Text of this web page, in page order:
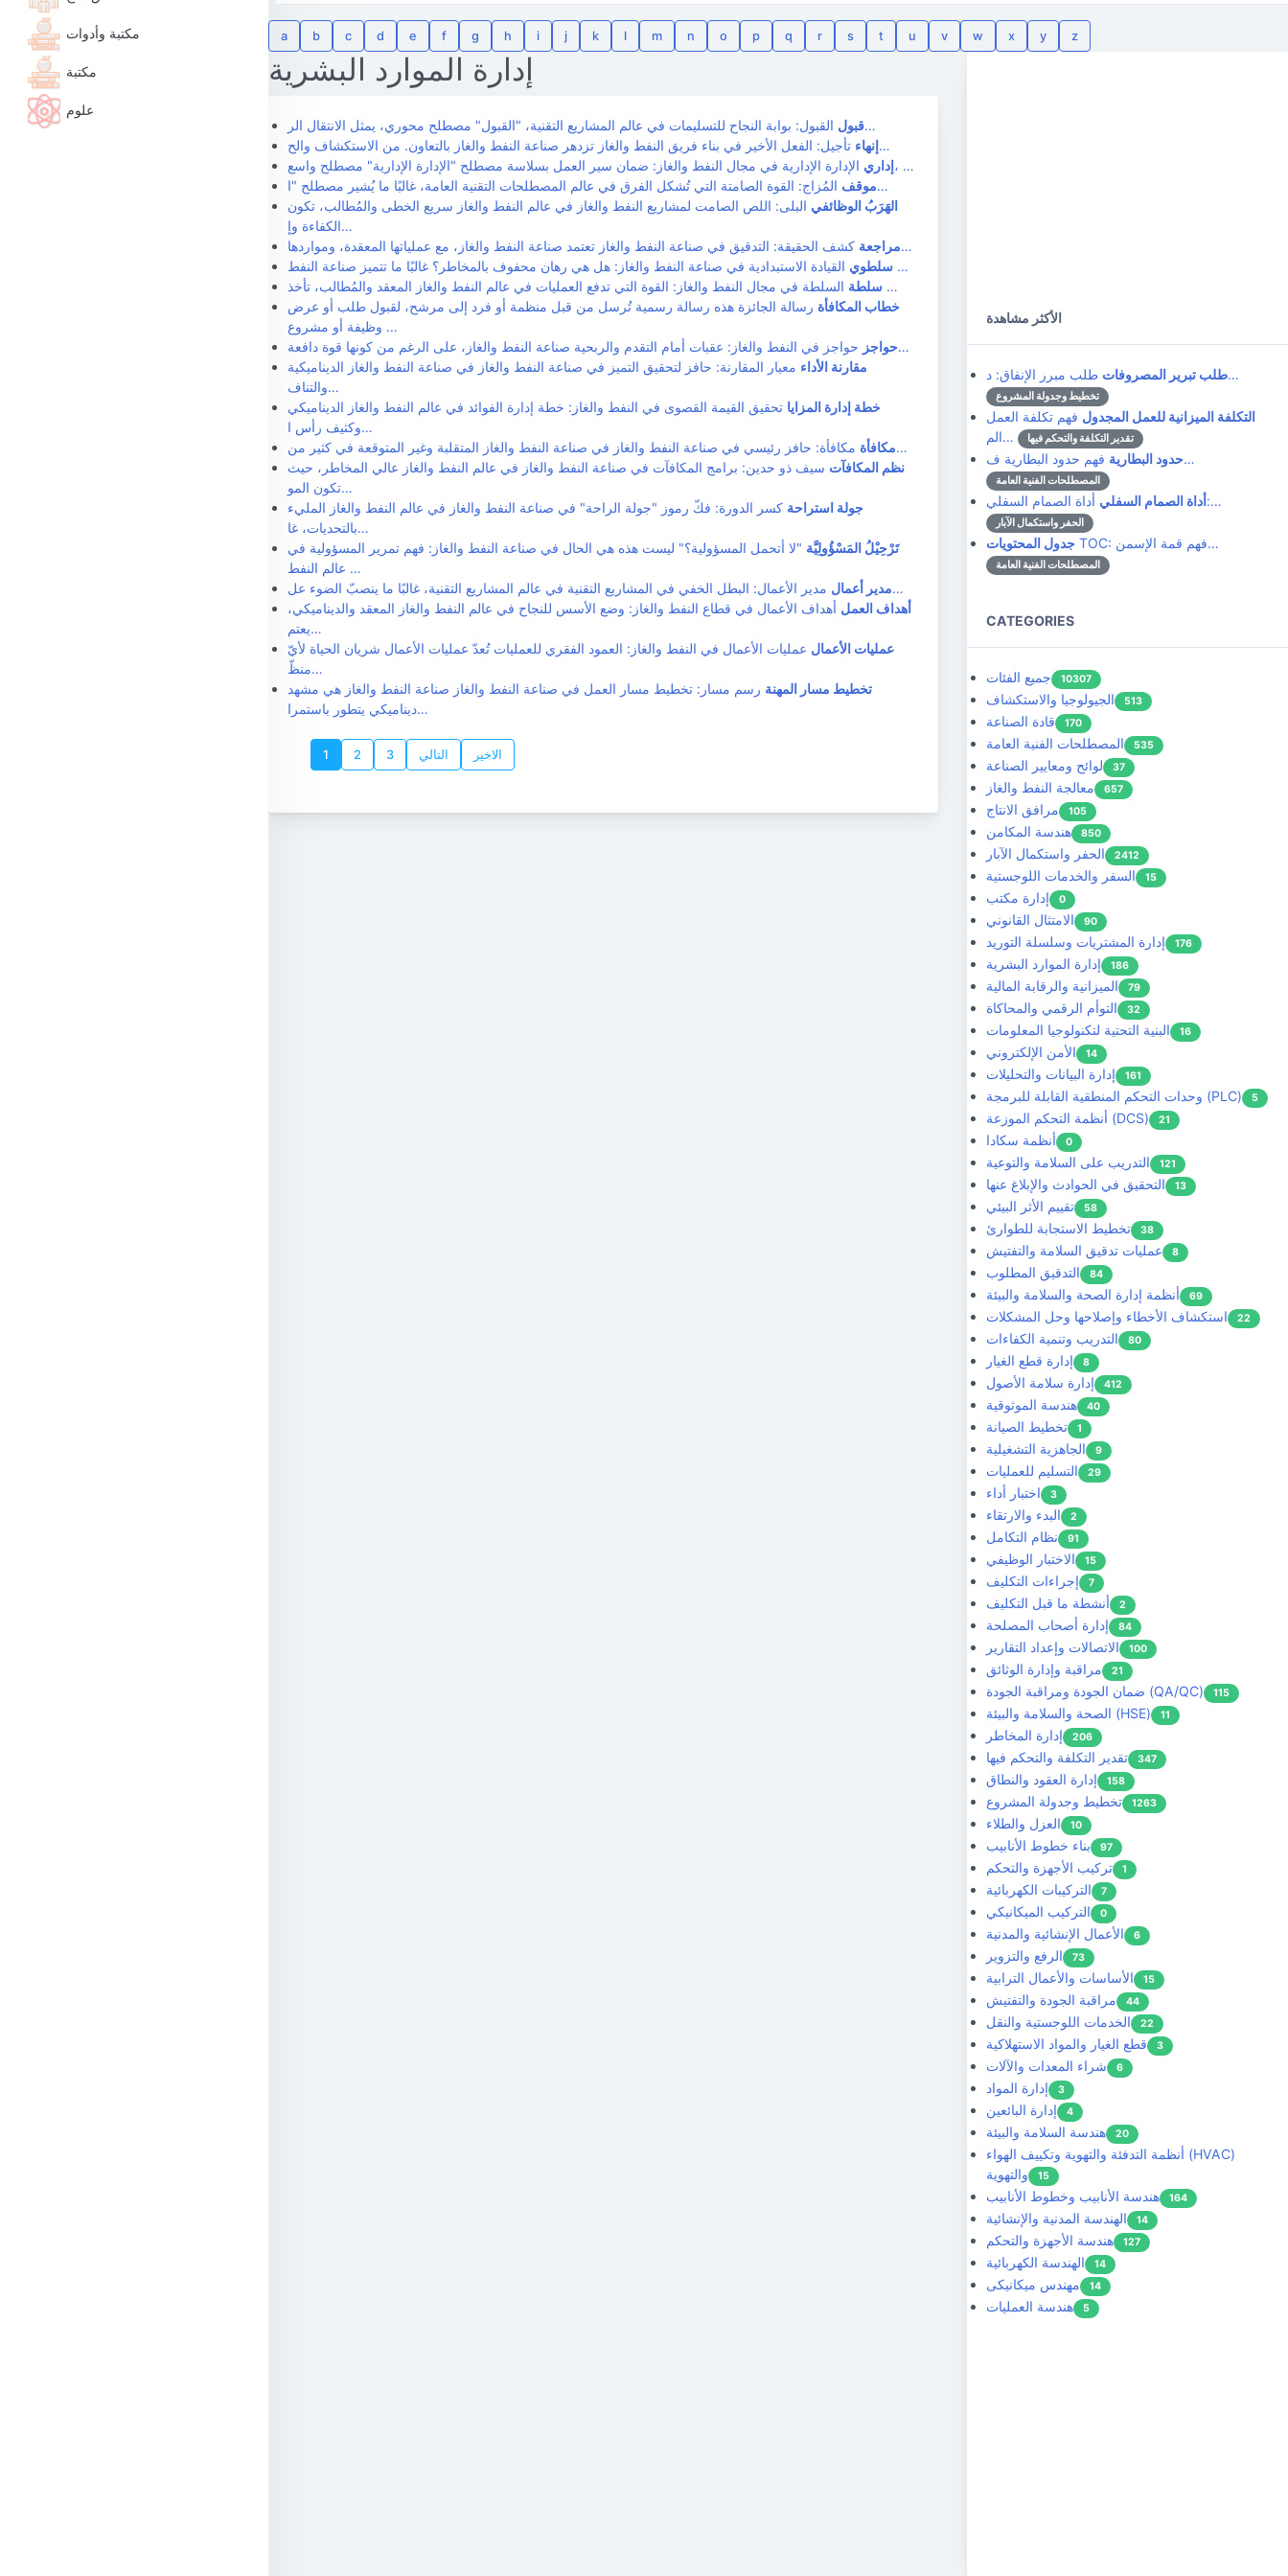
مكتبة وأدوات
مكتبة
علوم
a b c d e f g h i j k l m n o p q r s t u v w x y z
إدارة الموارد البشرية
قبولالقبول: بوابة النجاح للتسليمات في عالم المشاريع التقنية، "القبول" مصطلح محوري، يمثل الانتقال الر…
إنهاءتأجيل: الفعل الأخير في بناء فريق النفط والغاز تزدهر صناعة النفط والغاز بالتعاون. من الاستكشاف والح…
إداريالإدارة الإدارية في مجال النفط والغاز: ضمان سير العمل بسلاسة مصطلح "الإدارة الإدارية" مصطلح واسع، …
موقفالمُزاج: القوة الصامتة التي تُشكل الفرق في عالم المصطلحات التقنية العامة، غالبًا ما يُشير مصطلح "ا…
الهَرَبُ الوظائفي البلى: اللص الصامت لمشاريع النفط والغاز في عالم النفط والغاز سريع الخطى والمُطالب، تكون
الكفاءة وإ…
مراجعةكشف الحقيقة: التدقيق في صناعة النفط والغاز تعتمد صناعة النفط والغاز، مع عملياتها المعقدة، ومواردها…
سلطوي القيادة الاستبدادية في صناعة النفط والغاز: هل هي رهان محفوف بالمخاطر؟ غالبًا ما تتميز صناعة النفط …
سلطة السلطة في مجال النفط والغاز: القوة التي تدفع العمليات في عالم النفط والغاز المعقد والمُطالب، تأخذ …
خطاب المكافأة رسالة الجائزة هذه رسالة رسمية تُرسل من قبل منظمة أو فرد إلى مرشح، لقبول طلب أو عرض
وظيفة أو مشروع …
حواجزحواجز في النفط والغاز: عقبات أمام التقدم والربحية صناعة النفط والغاز، على الرغم من كونها قوة دافعة…
مقارنة الأداء معيار المقارنة: حافز لتحقيق التميز في صناعة النفط والغاز في صناعة النفط والغاز الديناميكية
والتناف…
خطة إدارة المزايا تحقيق القيمة القصوى في النفط والغاز: خطة إدارة الفوائد في عالم النفط والغاز الديناميكي
وكثيف رأس ا…
مكافأةمكافأة: حافز رئيسي في صناعة النفط والغاز في صناعة النفط والغاز المتقلبة وغير المتوقعة في كثير من…
نظم المكافآت سيف ذو حدين: برامج المكافآت في صناعة النفط والغاز في عالم النفط والغاز عالي المخاطر، حيث
تكون المو…
جولة استراحة كسر الدورة: فكّ رموز "جولة الراحة" في صناعة النفط والغاز في عالم النفط والغاز المليء
بالتحديات، غا…
تَرْحِيْلُ المَسْؤُولِيَّة "لا أتحمل المسؤولية؟" ليست هذه هي الحال في صناعة النفط والغاز: فهم تمرير المسؤولية في
عالم النفط …
مدير أعمالمدير الأعمال: البطل الخفي في المشاريع التقنية في عالم المشاريع التقنية، غالبًا ما ينصبّ الضوء عل…
أهداف العمل أهداف الأعمال في قطاع النفط والغاز: وضع الأسس للنجاح في عالم النفط والغاز المعقد والديناميكي،
يعتم…
عمليات الأعمال عمليات الأعمال في النفط والغاز: العمود الفقري للعمليات تُعدّ عمليات الأعمال شريان الحياة لأيّ
منظّ…
تخطيط مسار المهنة رسم مسار: تخطيط مسار العمل في صناعة النفط والغاز صناعة النفط والغاز هي مشهد
ديناميكي يتطور باستمرا…
1 2 3 التالي الاخير
الأكثر مشاهدة
طلب تبرير المصروفاتطلب مبرر الإنفاق: د…
تخطيط وجدولة المشروع
التكلفة الميزانية للعمل المجدول فهم تكلفة العمل
الم…
تقدير التكلفة والتحكم فيها
حدود البطاريةفهم حدود البطارية ف…
المصطلحات الفنية العامة
أداة الصمام السفليأداة الصمام السفلي:…
الحفر واستكمال الآبار
جدول المحتويات TOC: فهم قمة الإسمن…
المصطلحات الفنية العامة
CATEGORIES
جميع الفئات 10307
الجيولوجيا والاستكشاف 513
قادة الصناعة 170
المصطلحات الفنية العامة 535
لوائح ومعايير الصناعة 37
معالجة النفط والغاز 657
مرافق الانتاج 105
هندسة المكامن 850
الحفر واستكمال الآبار 2412
السفر والخدمات اللوجستية 15
إدارة مكتب 0
الامتثال القانوني 90
إدارة المشتريات وسلسلة التوريد 176
إدارة الموارد البشرية 186
الميزانية والرقابة المالية 79
التوأم الرقمي والمحاكاة 32
البنية التحتية لتكنولوجيا المعلومات 16
الأمن الإلكتروني 14
إدارة البيانات والتحليلات 161
وحدات التحكم المنطقية القابلة للبرمجة (PLC) 5
أنظمة التحكم الموزعة (DCS) 21
أنظمة سكادا 0
التدريب على السلامة والتوعية 121
التحقيق في الحوادث والإبلاغ عنها 13
تقييم الأثر البيئي 58
تخطيط الاستجابة للطوارئ 38
عمليات تدقيق السلامة والتفتيش 8
التدقيق المطلوب 84
أنظمة إدارة الصحة والسلامة والبيئة 69
استكشاف الأخطاء وإصلاحها وحل المشكلات 22
التدريب وتنمية الكفاءات 80
إدارة قطع الغيار 8
إدارة سلامة الأصول 412
هندسة الموثوقية 40
تخطيط الصيانة 1
الجاهزية التشغيلية 9
التسليم للعمليات 29
اختبار أداء 3
البدء والارتقاء 2
نظام التكامل 91
الاختبار الوظيفي 15
إجراءات التكليف 7
أنشطة ما قبل التكليف 2
إدارة أصحاب المصلحة 84
الاتصالات وإعداد التقارير 100
مراقبة وإدارة الوثائق 21
ضمان الجودة ومراقبة الجودة (QA/QC) 115
الصحة والسلامة والبيئة (HSE) 11
إدارة المخاطر 206
تقدير التكلفة والتحكم فيها 347
إدارة العقود والنطاق 158
تخطيط وجدولة المشروع 1263
العزل والطلاء 10
بناء خطوط الأنابيب 97
تركيب الأجهزة والتحكم 1
التركيبات الكهربائية 7
التركيب الميكانيكي 0
الأعمال الإنشائية والمدنية 6
الرفع والتزوير 73
الأساسات والأعمال الترابية 15
مراقبة الجودة والتفتيش 44
الخدمات اللوجستية والنقل 22
قطع الغيار والمواد الاستهلاكية 3
شراء المعدات والآلات 6
إدارة المواد 3
إدارة البائعين 4
هندسة السلامة والبيئة 20
أنظمة التدفئة والتهوية وتكييف الهواء (HVAC)
والتهوية
15
هندسة الأنابيب وخطوط الأنابيب 164
الهندسة المدنية والإنشائية 14
هندسة الأجهزة والتحكم 127
الهندسة الكهربائية 14
مهندس ميكانيكى 14
هندسة العمليات 5